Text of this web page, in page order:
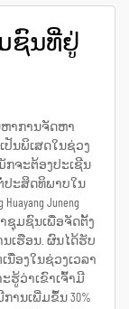
ຊົນທີ່ຢູ່
າການຈັດຫາ
ປັນພິເສດໃນຊ່ວງ
ກຈະຕ້ອງປະເຊີນ
ປະສິດທິພາບໃນ
Juneng
ນຳຊຸມຊົນເພື່ອຈັດຕັ້ງ
ເຮືອນ. ຜົນໄດ້ຮັບ
ນື່ອງໃນຊ່ວງເວລາ
ຮູ້ວ່າເຂົາເຈົ້າມີ
ານເພີ່ມຂຶ້ນ 30%